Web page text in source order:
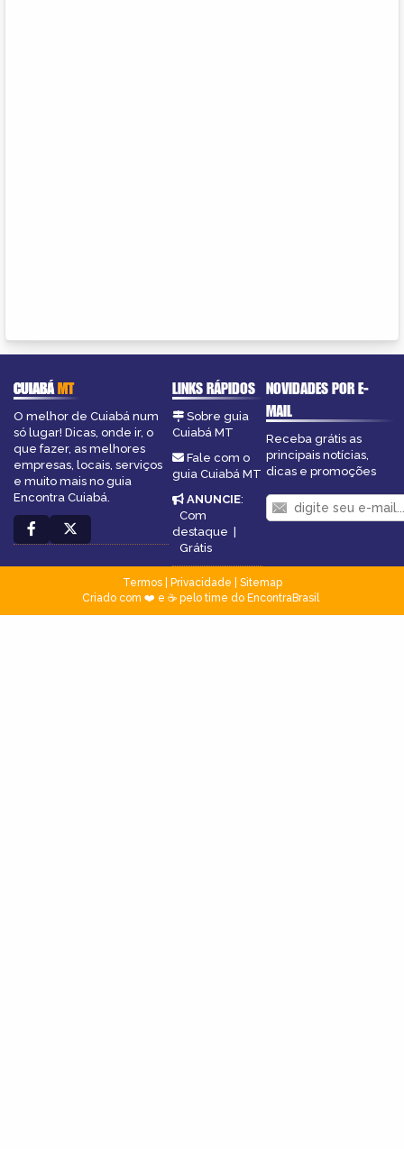
CUIABÁMT
O melhor de Cuiabá num
só lugar! Dicas, onde ir, o
que fazer, as melhores
empresas, locais, serviços
e muito mais no guia
Encontra Cuiabá.
LINKS RÁPIDOS
Sobre guia
Cuiabá MT
Fale com o
guia Cuiabá MT
ANUNCIE:
Com
destaque |
Grátis
NOVIDADES POR E-
MAIL
Receba grátis as
principais notícias,
dicas e promoções
Termos| Privacidade
Sitemap
Criado com ❤️ e ☕ pelo time do EncontraBrasil